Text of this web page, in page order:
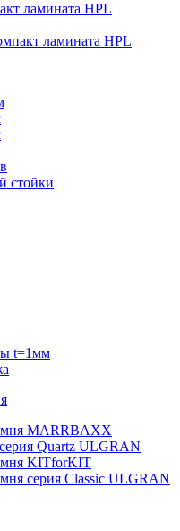
ламината HPL
ламината HPL
стойки
t=1мм
MARRBAXX
Quartz ULGRAN
KITforKIT
серия Classic ULGRAN